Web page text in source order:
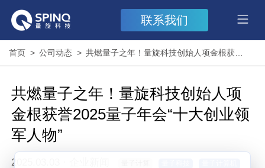
联系我们
首页 > 公司动态 > 共燃量子之年！量旋科技创始人项金根获誉2025量子年会“十大创业领军人物”
共燃量子之年！量旋科技创始人项
金根获誉2025量子年会“十大创业领
军人物”
2025.03.03